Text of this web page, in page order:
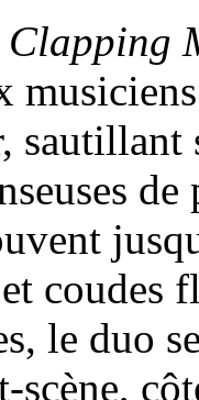
Clapping
coudes
le duo
scène,